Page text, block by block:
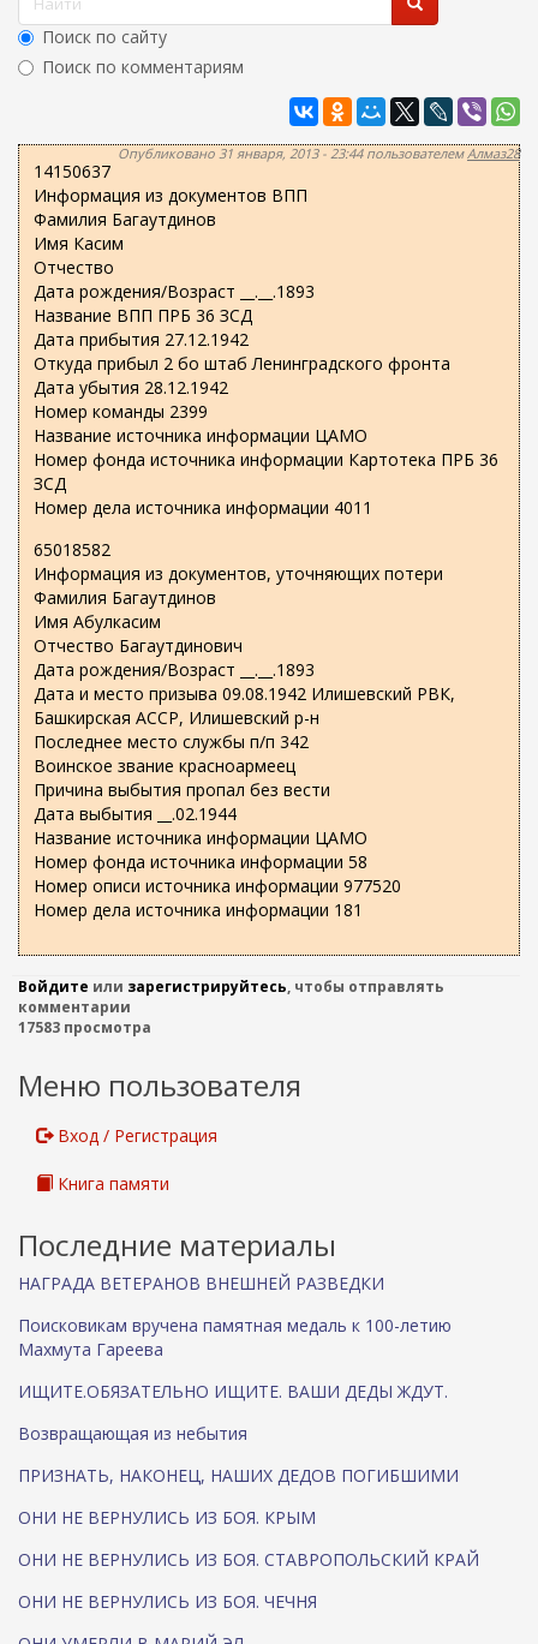
о
р
п
о
и
с
к
а
Поиск по сайту
Поиск по комментариям
Опубликовано 31 января, 2013 - 23:44 пользователемАлмаз28
14150637
Информация из документов ВПП
Фамилия Багаутдинов
Имя Касим
Отчество
Дата рождения/Возраст __.__.1893
Название ВПП ПРБ 36 ЗСД
Дата прибытия 27.12.1942
Откуда прибыл 2 бо штаб Ленинградского фронта
Дата убытия 28.12.1942
Номер команды 2399
Название источника информации ЦАМО
Номер фонда источника информации Картотека ПРБ 36
ЗСД
Номер дела источника информации 4011
65018582
Информация из документов, уточняющих потери
Фамилия Багаутдинов
Имя Абулкасим
Отчество Багаутдинович
Дата рождения/Возраст __.__.1893
Дата и место призыва 09.08.1942 Илишевский РВК,
Башкирская АССР, Илишевский р-н
Последнее место службы п/п 342
Воинское звание красноармеец
Причина выбытия пропал без вести
Дата выбытия __.02.1944
Название источника информации ЦАМО
Номер фонда источника информации 58
Номер описи источника информации 977520
Номер дела источника информации 181
Войдите или зарегистрируйтесь, чтобы отправлять
комментарии
17583 просмотра
Меню пользователя
Вход / Регистрация
Книга памяти
Последние материалы
НАГРАДА ВЕТЕРАНОВ ВНЕШНЕЙ РАЗВЕДКИ
Поисковикам вручена памятная медаль к 100-летию
Махмута Гареева
ИЩИТЕ.ОБЯЗАТЕЛЬНО ИЩИТЕ. ВАШИ ДЕДЫ ЖДУТ.
Возвращающая из небытия
ПРИЗНАТЬ, НАКОНЕЦ, НАШИХ ДЕДОВ ПОГИБШИМИ
ОНИ НЕ ВЕРНУЛИСЬ ИЗ БОЯ. КРЫМ
ОНИ НЕ ВЕРНУЛИСЬ ИЗ БОЯ. СТАВРОПОЛЬСКИЙ КРАЙ
ОНИ НЕ ВЕРНУЛИСЬ ИЗ БОЯ. ЧЕЧНЯ